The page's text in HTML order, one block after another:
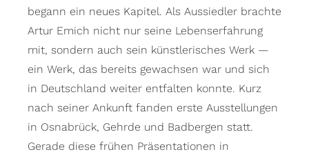
begann ein neues Kapitel. Als Aussiedler brachte
Artur Emich nicht nur seine Lebenserfahrung
mit, sondern auch sein künstlerisches Werk —
ein Werk, das bereits gewachsen war und sich
in Deutschland weiter entfalten konnte. Kurz
nach seiner Ankunft fanden erste Ausstellungen
in Osnabrück, Gehrde und Badbergen statt.
Gerade diese frühen Präsentationen in